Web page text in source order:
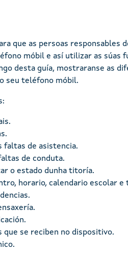
que as persoas responsables
móbil e así utilizar as súas
desta guía, mostraranse as
seu teléfono móbil.
faltas de asistencia.
de conduta.
o estado dunha titoría.
horario, calendario escolar e
se reciben no dispositivo.